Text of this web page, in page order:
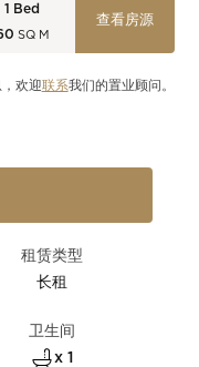
1
Bed
SQ M
查看房源
欢迎联系我们的置业顾问。
租赁类型
长租
卫生间
x 1